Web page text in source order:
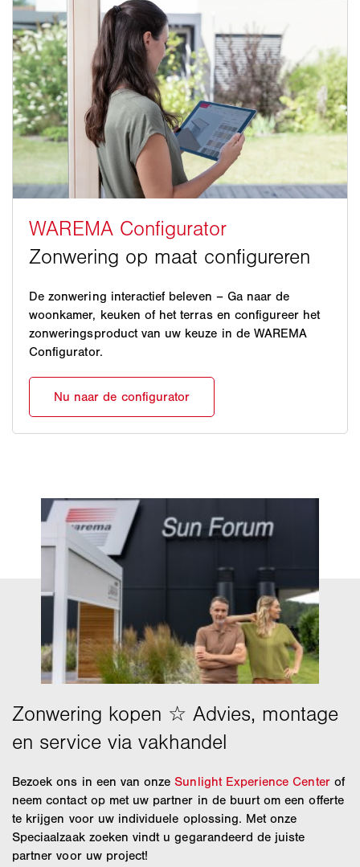
De zonwering interactief beleven – Ga naar de
woonkamer, keuken of het terras en configureer het
zonweringsproduct van uw keuze in de WAREMA
Configurator.
Bezoek ons in een van onzeSunlight Experience Centerof
neem contact op met uw partner in de buurt om een offerte
te krijgen voor uw individuele oplossing. Met onze
Speciaalzaak zoeken vindt u gegarandeerd de juiste
partner voor uw project!